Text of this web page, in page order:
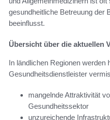
gesundheitliche Betreuung der
beeinflusst.
Übersicht über die aktuellen
In ländlichen Regionen werden
Gesundheitsdienstleister
mangelnde Attraktivität
Gesundheitssektor
unzureichende